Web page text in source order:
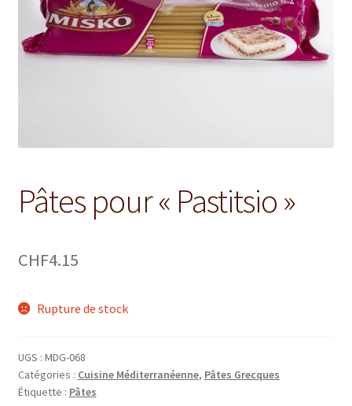
le
menu
enfant
CONTACT
Pâtes pour « Pastitsio »
CHF4.15
Rupture de stock
UGS : MDG-068
Catégories : Cuisine Méditerranéenne, Pâtes Grecques
Étiquette : Pâtes